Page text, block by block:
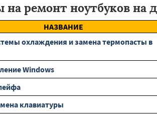
на ремонт ноутбуков на
НАЗВАНИЕ
охлаждения и замена термопасты в
Windows
клавиатуры